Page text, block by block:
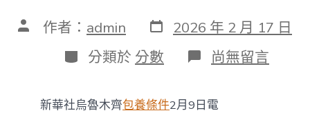
文 作者： admin 發
表
日
期
2026 年 2 月 17 日
分
類
分類於 分數 在
〈人
經
專
尚無留言
新華社烏魯木齊包養條件2月9日電